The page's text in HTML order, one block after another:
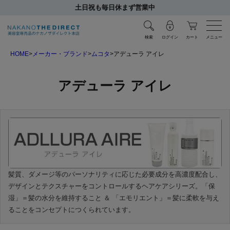
土日祝も毎日休まず営業中
検索 ログイン カート メニュー
HOME メーカー・ブランド ムコタ アデューラ アイレ
アデューラ アイレ
髪質、ダメージ等のパーソナリティに応じた必要成分を高濃度配合し、
デザインとテクスチャーをコントロールするヘアケアシリーズ。「保
湿」＝髪の水分を維持すること ＆ 「エモリエント」＝髪に柔軟を与え
ることをコンセプトにつくられています。